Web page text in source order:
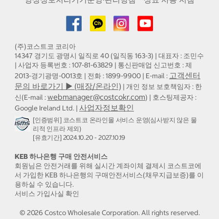
(주)코스트코 코리아
14347 경기도 광명시 일직로 40 (일직동 163-3) | 대표자 : 조민수
| 사업자 등록번호 : 107-81-63829 | 통신판매업 신고번호 : 제
2013-경기광명-0013호 | 전화 : 1899-9900 | E-mail : 고객센터
문의 바로가기 ▶ (매장/온라인) | 개인 정보 보호책임자 : 한
신(E-mail :webmanager@costcokr.com) | 호스팅제공자 :
Google Ireland Ltd. | 사업자정보확인
[인증범위] 코스트코 온라인몰 서비스 운영(심사받지 않은 물
리적 인프라 제외)
[유효기간] 2024.10.20 - 2027.10.19
KEB 하나은행 구매 안전서비스
회원님은 안전거래를 위해 실시간 계좌이체 결제시 코스트코에
서 가입한 KEB 하나은행의 구매안전서비스(채무지급보증)를 이
용하실 수 있습니다.
서비스 가입사실 확인
© 2026 Costco Wholesale Corporation.All rights reserved.